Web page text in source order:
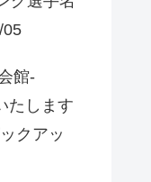
館-
たします
クアッ